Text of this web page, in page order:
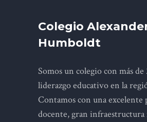
Colegio
Humboldt
Somos un colegio con más de
liderazgo educativo en la
Contamos con una excelente
docente, gran infraestructura